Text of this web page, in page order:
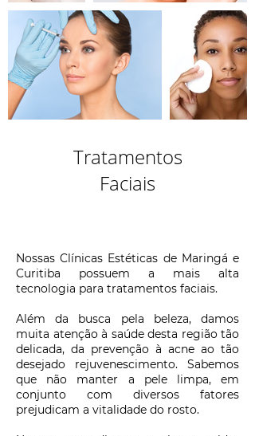
Tratamentos
Faciais
Nossas Clínicas Estéticas de Maringá e
Curitiba possuem a mais alta
tecnologia para tratamentos faciais.
Além da busca pela beleza, damos
muita atenção à saúde desta região tão
delicada, da prevenção à acne ao tão
desejado rejuvenescimento. Sabemos
que não manter a pele limpa, em
conjunto com diversos fatores
prejudicam a vitalidade do rosto.